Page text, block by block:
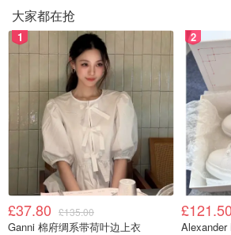
照于2022年2月1日 中间这颗
大家都在抢
1
£37.80 £135.00
Ganni 棉府绸系带荷叶边上衣
2
£121.50
Alexander